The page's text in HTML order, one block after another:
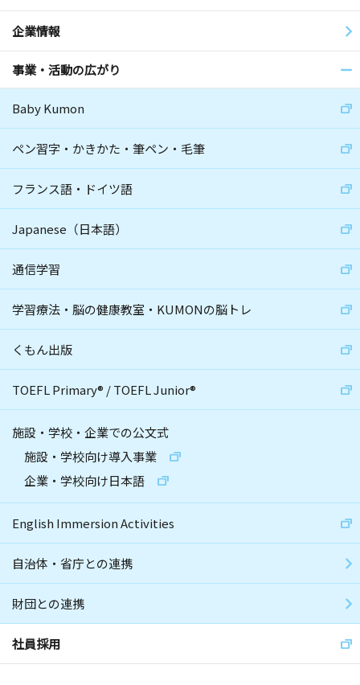
企業情報
事業・活動の広がり
Baby Kumon
ペン習字・かきかた・筆ペン・毛筆
フランス語・ドイツ語
Japanese（日本語）
通信学習
学習療法・脳の健康教室・KUMONの脳トレ
くもん出版
TOEFL Primary® /TOEFL Junior®
施設・学校・企業での公文式
施設・学校向け導入事業
企業・学校向け日本語
English Immersion Activities
自治体・省庁との連携
財団との連携
社員採用